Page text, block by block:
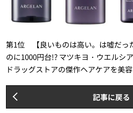
第1位 【良いものは高い。は嘘だっ
のに1000円台!? マツキヨ・ウエルシ
ドラッグストアの傑作ヘアケアを美
記事に戻る